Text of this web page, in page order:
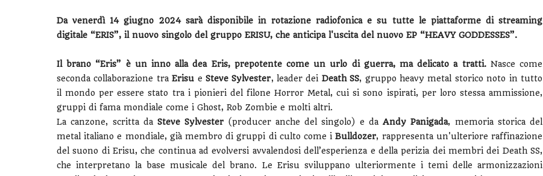
Da venerdì 14 giugno 2024 sarà disponibile in rotazione radiofonica e su tutte le piattaforme di streaming
digitale “ERIS”, il nuovo singolo del gruppo ERISU, che anticipa l'uscita del nuovo EP “HEAVY GODDESSES”.
Il brano “Eris” è un inno alla dea Eris, prepotente come un urlo di guerra, ma delicato a tratti.Nasce come
seconda collaborazione traErisu eSteve Sylvester, leader dei Death SS, gruppo heavy metal storico noto in tutto
il mondo per essere stato tra i pionieri del filone Horror Metal, cui si sono ispirati, per loro stessa ammissione,
gruppi di fama mondiale come i Ghost, Rob Zombie e molti altri.
La canzone, scritta da Steve Sylvester (producer anche del singolo) e da Andy Panigada, memoria storica del
metal italiano e mondiale, già membro di gruppi di culto come iBulldozer, rappresenta un'ulteriore raffinazione
del suono di Erisu, che continua ad evolversi avvalendosi dell’esperienza e della perizia dei membri dei Death SS,
che interpretano la base musicale del brano. Le Erisu sviluppano ulteriormente i temi delle armonizzazioni